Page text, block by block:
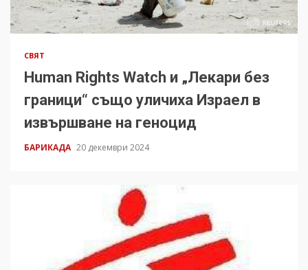
СВЯТ
Human Rights Watch и „Лекари без
граници“ също уличиха Израел в
извършване на геноцид
БАРИКАДА 20 декември 2024